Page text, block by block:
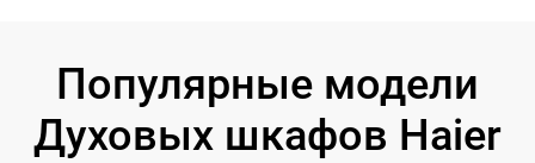
Популярные модели
Духовых шкафов Haier